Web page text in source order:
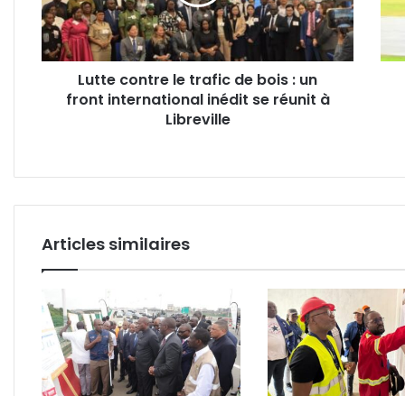
:
un
front
international
inédit
Lutte contre le trafic de bois : un
front international inédit se réunit à
Libreville
vice-
Articles similaires